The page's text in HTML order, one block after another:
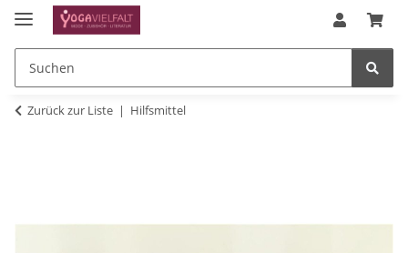
Zurück zur Liste Hilfsmittel